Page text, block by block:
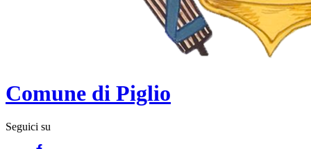
Comune di Piglio
Seguici su